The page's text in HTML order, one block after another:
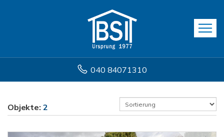
040 84071310
Objekte: 2